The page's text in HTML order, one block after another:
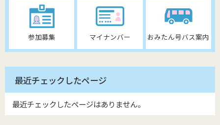
参加募集 マイナンバー おみたん号バス案内
最近チェックしたページ
最近チェックしたページはありません。